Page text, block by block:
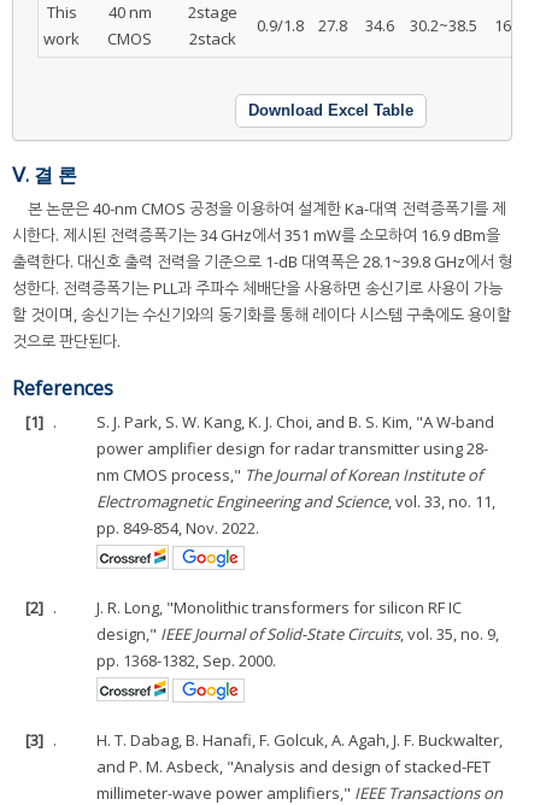
This
work
40 nm
CMOS
2stage
2stack
0.9/1.8 27.8 34.6 30.2~38.5 16.9
Download Excel Table
Ⅴ. 결 론
본 논문은 40-nm CMOS 공정을 이용하여 설계한 Ka-대역 전력증폭기를 제
시한다. 제시된 전력증폭기는 34 GHz에서 351 mW를 소모하여 16.9 dBm을
출력한다. 대신호 출력 전력을 기준으로 1-dB 대역폭은 28.1~39.8 GHz에서 형
성한다. 전력증폭기는 PLL과 주파수 체배단을 사용하면 송신기로 사용이 가능
할 것이며, 송신기는 수신기와의 동기화를 통해 레이다 시스템 구축에도 용이할
것으로 판단된다.
References
[1] .
S. J. Park, S. W. Kang, K. J. Choi, and B. S. Kim, "A W-band
power amplifier design for radar transmitter using 28-
nm CMOS process," The Journal of Korean Institute of
Electromagnetic Engineering and Science, vol. 33, no. 11,
pp. 849-854, Nov. 2022.
[2] .
J. R. Long, "Monolithic transformers for silicon RF IC
design," IEEE Journal of Solid-State Circuits, vol. 35, no. 9,
pp. 1368-1382, Sep. 2000.
[3] .
H. T. Dabag, B. Hanafi, F. Golcuk, A. Agah, J. F. Buckwalter,
and P. M. Asbeck, "Analysis and design of stacked-FET
millimeter-wave power amplifiers," IEEE Transactions on